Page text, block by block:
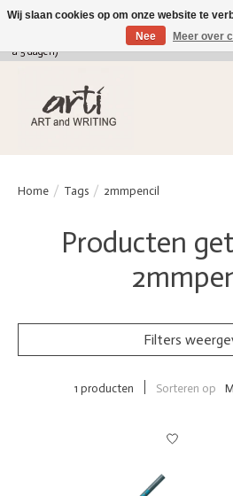
verkoop@arti-artandwriting.be/ +32 (0)471 41 82
a 5 dagen)
Home / Tags / 2mmpencil
Producten
Filters
1 producten Sorteren op
Wij slaan cookies op om onze website te
Nee
Meer over